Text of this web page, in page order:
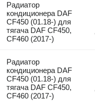
Радиатор
кондиционера DAF
CF450 (01.18-) для
тягача DAF CF450,
CF460 (2017-)
Радиатор
кондиционера DAF
CF450 (01.18-) для
тягача DAF CF450,
CF460 (2017-)